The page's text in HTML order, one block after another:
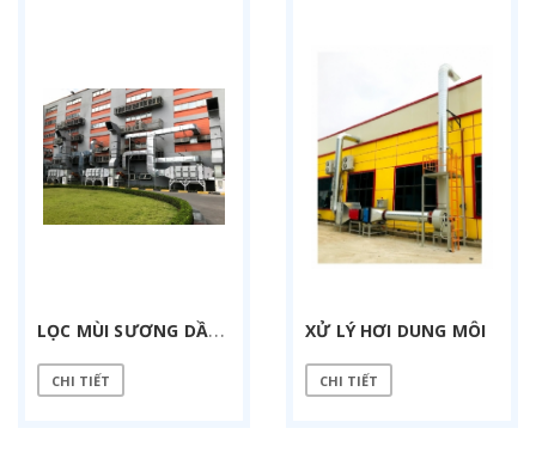
L
ỌC MÙI SƯƠNG DẦU MÁY CNC
CHI TIẾT
XỬ LÝ HƠI DUNG MÔI
CHI TIẾT